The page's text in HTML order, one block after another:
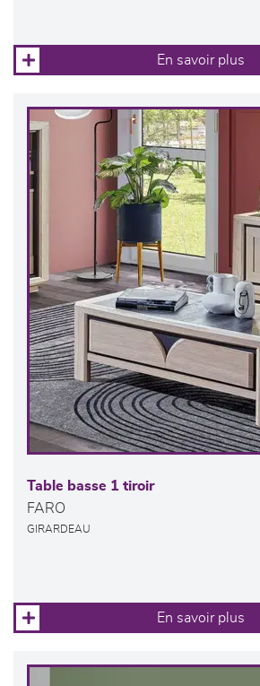
En savoir plus
Table basse 1 tiroir
FARO
GIRARDEAU
En savoir plus